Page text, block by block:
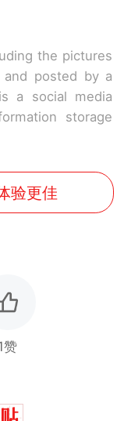
the pictures
posted by a
a social media
storage
验更佳
赞